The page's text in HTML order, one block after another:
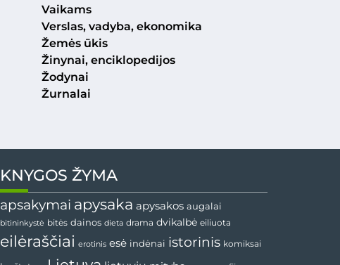
Vaikams
Verslas, vadyba, ekonomika
Žemės ūkis
Žinynai, enciklopedijos
Žodynai
Žurnalai
KNYGOS ŽYMA
apsakymai apysaka apysakos augalai
bitininkystė bitės dainos dieta drama dvikalbė eiliuota
eilėraščiai erotinis esė indėnai istorinis komiksai